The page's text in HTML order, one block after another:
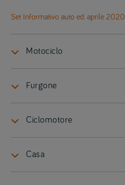
Set Informativo auto ed. aprile 2020
Motociclo
Furgone
Ciclomotore
Casa